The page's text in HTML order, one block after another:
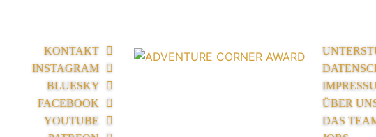
KONTAKT
INSTAGRAM
BLUESKY
FACEBOOK
YOUTUBE
ÜBER
DAS